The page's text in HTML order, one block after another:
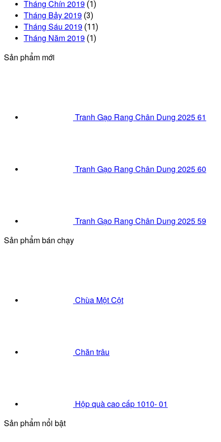
Tháng Chín 2019 (1)
Tháng Bảy 2019 (3)
Tháng Sáu 2019 (11)
Tháng Năm 2019 (1)
Sản phẩm mới
Tranh Gạo Rang Chân Dung 2025 61
Tranh Gạo Rang Chân Dung 2025 60
Tranh Gạo Rang Chân Dung 2025 59
Sản phẩm bán chạy
Chùa Một Cột
Chăn trâu
Hộp quà cao cấp 1010- 01
Sản phẩm nổi bật